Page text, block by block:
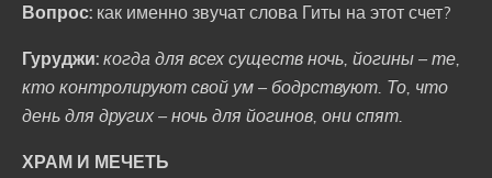
Вопрос: как именно звучат слова Гиты на этот счет?
Гуруджи: когда для всех существ ночь, йогины – те,
кто контролируют свой ум – бодрствуют. То, что
день для других – ночь для йогинов, они спят.
ХРАМ И МЕЧЕТЬ